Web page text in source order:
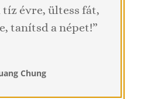
tíz évre, ültess fát,
tanítsd a népet!”
Chung